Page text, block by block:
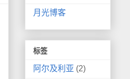
月光博客
标签
阿尔及利亚 (2)